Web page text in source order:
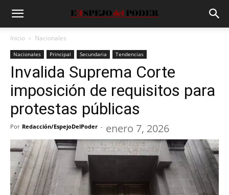
Inicio Nacionales
Nacionales Principal Secundaria Tendencias
Invalida Suprema Corte
imposición de requisitos para
protestas públicas
Por Redacción/EspejoDelPoder - enero 7, 2026